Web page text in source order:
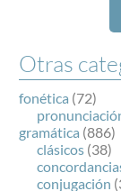
Otras
fonética (72)
gramática (886)
clásicos (38)
conjugación